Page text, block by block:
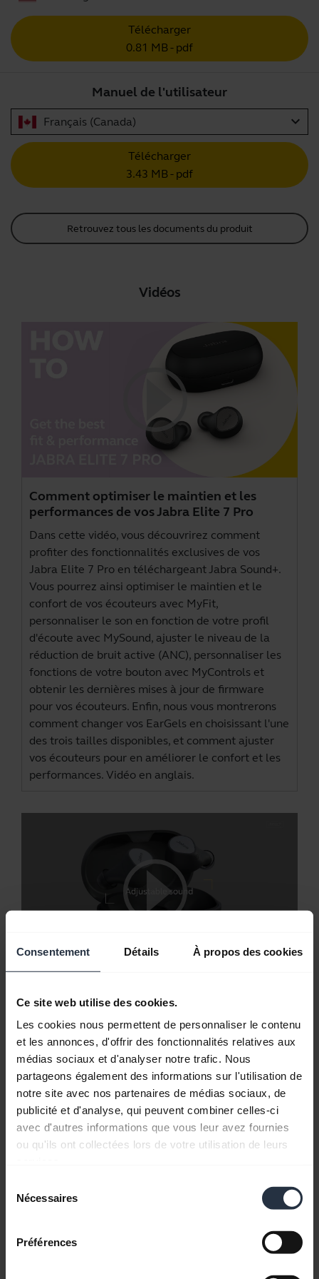
Consentement Détails À propos des cookies
Ce site web utilise des cookies.
Les cookies nous permettent de personnaliser le contenu
et les annonces, d'offrir des fonctionnalités relatives aux
médias sociaux et d'analyser notre trafic. Nous
partageons également des informations sur l'utilisation de
notre site avec nos partenaires de médias sociaux, de
publicité et d'analyse, qui peuvent combiner celles-ci
avec d'autres informations que vous leur avez fournies
ou qu'ils ont collectées lors de votre utilisation de leurs
Nécessaires
Préférences
Télécharger
0.81 MB - pdf
Manuel de l'utilisateur
Français (Canada) expand_more
Télécharger
3.43 MB - pdf
Retrouvez tous les documents du produit
Vidéos
Comment optimiser le maintien et les
performances de vos Jabra Elite 7 Pro
Dans cette vidéo, vous découvrirez comment
profiter des fonctionnalités exclusives de vos
Jabra Elite 7 Pro en téléchargeantJabra Sound+.
Vous pourrez ainsi optimiser le maintien et le
confort de vos écouteurs avec MyFit,
personnaliser le son en fonction de votre profil
d'écoute avec MySound, ajuster le niveau de la
réduction de bruit active (ANC), personnaliser les
fonctions de votre bouton avec MyControls et
obtenir les dernières mises à jour de firmware
pour vos écouteurs. Enfin, nous vous montrerons
comment changer vos EarGels en choisissant l'une
des trois tailles disponibles, et comment ajuster
vos écouteurs pour en améliorer le confort et les
performances. Vidéo en anglais.
Les Jabra Elite 7 Pro sont équipés de la
technologie de réduction de bruit active ajustable
Advanced ANC et de la fonctionnalité
HearThrough.Jabra Sound+vous permet de
contrôler les bruits que vous souhaitez filtrer et
d'entendre ce qui se dit autour de vous en
appuyant simplement sur un bouton. Vidéo en
anglais.